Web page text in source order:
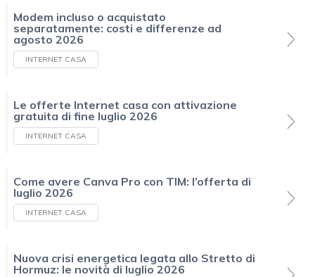
Modem incluso o acquistato
separatamente: costi e differenze ad
agosto 2026
INTERNET CASA
Le offerte Internet casa con attivazione
gratuita di fine luglio 2026
INTERNET CASA
Come avere Canva Pro con TIM: l’offerta di
luglio 2026
INTERNET CASA
Nuova crisi energetica legata allo Stretto di
Hormuz: le novità di luglio 2026